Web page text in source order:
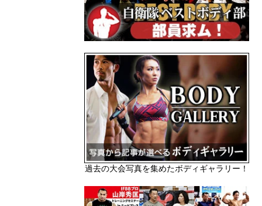
過去の大会写真を集めたボディギャラリー！